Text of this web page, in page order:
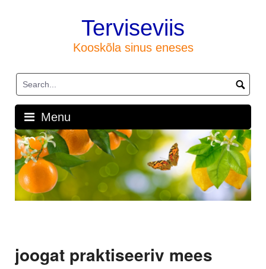
Terviseviis
Kooskõla sinus eneses
Menu
joogat praktiseeriv mees